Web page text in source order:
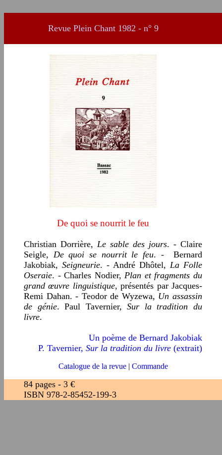
Revue Plein Chant 1982 - n° 9
De quoi se nourrit le feu
Christian Dorrière, Le sable des jours. - Claire
Seigle, De quoi se nourrit le feu. - Bernard
Jakobiak, Seigneurie. - André Dhôtel, La Folle
Oseraie. - Charles Nodier,Plan et fragments du
grand œuvre linguistique, présentés par Jacques-
Remi Dahan. - Teodor de Wyzewa, Un assassin
de génie. Paul Tavernier,Sur la tradition du
livre.
Un poème de Bernard Jakobiak
P. Tavernier, Sur la tradition du livre (extrait)
Catalogue de la revue| Commande
84 pages - 3 €
ISBN 978-2-85452-199-3